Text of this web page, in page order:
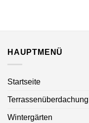
HAUPTMENÜ
Startseite
Terrassenüberdachung
Wintergärten